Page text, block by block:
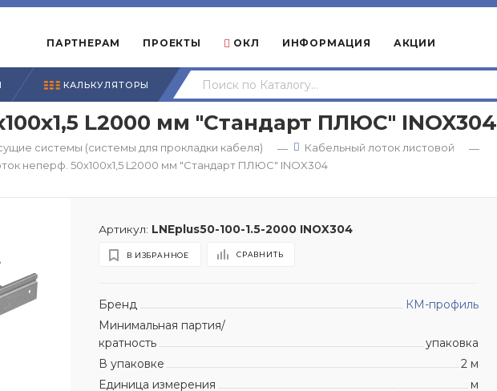
ПАРТНЕРАМ ПРОЕКТЫ ОКЛ ИНФОРМАЦИЯ АКЦИИ
КАЛЬКУЛЯТОРЫ
L2000 мм "Стандарт ПЛЮС" INOX304
системы (системы для прокладки кабеля) — Кабельный лоток листовой
—
неперф. 50х100х1,5 L2000 мм "Стандарт ПЛЮС" INOX304
Артикул: LNEplus50-100-1.5-2000 INOX304
В ИЗБРАННОЕ СРАВНИТЬ
Бренд
КМ-профиль
Минимальная партия/
кратность
упаковка
В упаковке
2 м
Единица измерения
м